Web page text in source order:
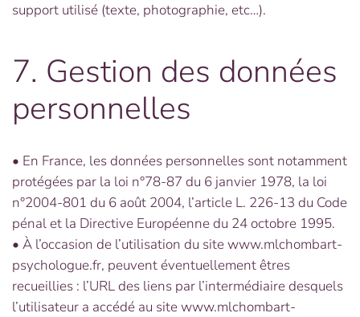
support utilisé (texte, photographie, etc…).
7. Gestion des données
personnelles
• En France, les données personnelles sont notamment
protégées par la loi n°78-87 du 6 janvier 1978, la loi
n°2004-801 du 6 août 2004, l’article L. 226-13 du Code
pénal et la Directive Européenne du 24 octobre 1995.
• À l’occasion de l’utilisation du site www.mlchombart-
psychologue.fr, peuvent éventuellement êtres
recueillies : l’URL des liens par l’intermédiaire desquels
l’utilisateur a accédé au site www.mlchombart-